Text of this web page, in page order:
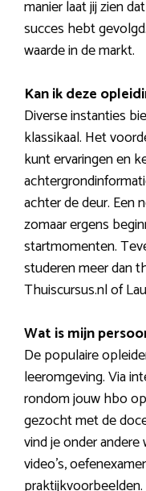
manier laat jij zien
succes hebt
waarde in de markt.
Kan ik deze
Diverse instanties
klassikaal. Het
kunt ervaringen en
achter de deur. Een
zomaar ergens
startmomenten.
studeren meer dan
Thuiscursus.nl of
Wat is mijn
De populaire
leeromgeving. Via
rondom jouw hbo
gezocht met de
vind je onder
video’s,